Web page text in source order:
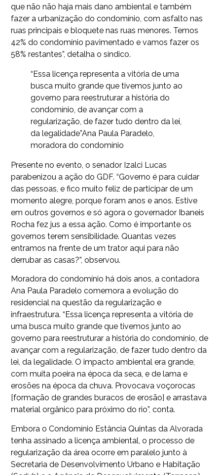
que não não haja mais dano ambiental e também
fazer a urbanização do condomínio, com asfalto nas
ruas principais e bloquete nas ruas menores. Temos
42% do condomínio pavimentado e vamos fazer os
58% restantes”, detalha o síndico.
“Essa licença representa a vitória de uma
busca muito grande que tivemos junto ao
governo para reestruturar a história do
condomínio, de avançar com a
regularização, de fazer tudo dentro da lei,
da legalidade”Ana Paula Paradelo,
moradora do condomínio
Presente no evento, o senador Izalci Lucas
parabenizou a ação do GDF. “Governo é para cuidar
das pessoas, e fico muito feliz de participar de um
momento alegre, porque foram anos e anos. Estive
em outros governos e só agora o governador Ibaneis
Rocha fez jus a essa ação. Como é importante os
governos terem sensibilidade. Quantas vezes
entramos na frente de um trator aqui para não
derrubar as casas?”, observou.
Moradora do condomínio há dois anos, a contadora
Ana Paula Paradelo comemora a evolução do
residencial na questão da regularização e
infraestrutura. “Essa licença representa a vitória de
uma busca muito grande que tivemos junto ao
governo para reestruturar a história do condomínio, de
avançar com a regularização, de fazer tudo dentro da
lei, da legalidade. O impacto ambiental era grande,
com muita poeira na época da seca, e de lama e
erosões na época da chuva. Provocava voçorocas
[formação de grandes buracos de erosão] e arrastava
material orgânico para próximo do rio”, conta.
Embora o Condomínio Estância Quintas da Alvorada
tenha assinado a licença ambiental, o processo de
regularização da área ocorre em paralelo junto à
Secretaria de Desenvolvimento Urbano e Habitação